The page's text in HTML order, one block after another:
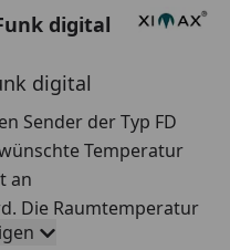
digital
digital
Sender der Typ FD
Temperatur
an
Die Raumtemperatur
und komfortablen